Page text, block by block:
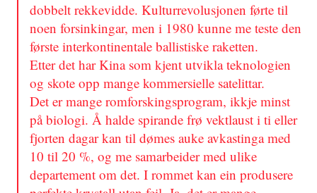
dobbelt rekkevidde. Kulturrevolusjonen førte til
noen forsinkingar, men i 1980 kunne me teste den
første interkontinentale ballistiske raketten.
Etter det har Kina som kjent utvikla teknologien
og skote opp mange kommersielle satelittar.
Det er mange romforskingsprogram, ikkje minst
på biologi. Å halde spirande frø vektlaust i ti eller
fjorten dagar kan til dømes auke avkastinga med
10 til 20 %, og me samarbeider med ulike
departement om det. I rommet kan ein produsere